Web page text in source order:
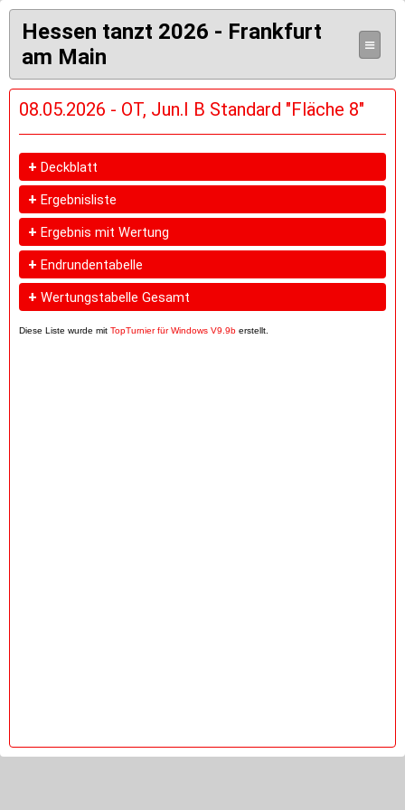
Hessen tanzt 2026 - Frankfurt
am Main
≡
08.05.2026 - OT, Jun.I B Standard "Fläche 8"
+ Deckblatt
+ Ergebnisliste
+ Ergebnis mit Wertung
+ Endrundentabelle
+ Wertungstabelle Gesamt
Diese Liste wurde mit TopTurnier für Windows V9.9b erstellt.